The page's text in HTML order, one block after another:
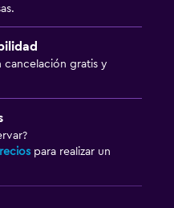
cancelación gratis y
para realizar un